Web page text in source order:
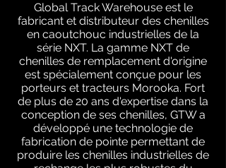
Global Track Warehouse est le
fabricant et distributeur des chenilles
en caoutchouc industrielles de la
série NXT. La gamme NXT de
chenilles de remplacement d'origine
est spécialement conçue pour les
porteurs et tracteurs Morooka. Fort
de plus de 20 ans d'expertise dans la
conception de ses chenilles, GTW a
développé une technologie de
fabrication de pointe permettant de
produire les chenilles industrielles de